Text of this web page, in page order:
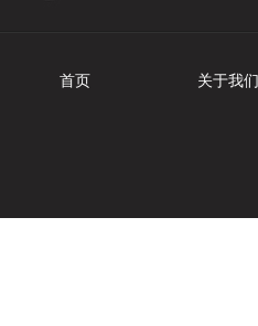
首页 关于我们